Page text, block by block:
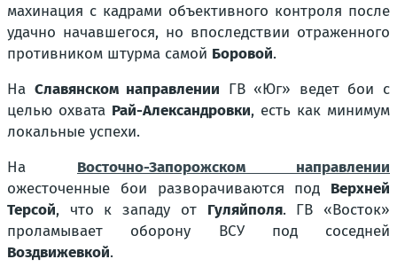
махинация с кадрами объективного контроля после
удачно начавшегося, но впоследствии отраженного
противником штурма самой Боровой.
На Славянском направлении ГВ «Юг» ведет бои с
целью охвата Рай-Александровки, есть как минимум
локальные успехи.
На Восточно-Запорожском направлении
ожесточенные бои разворачиваются под Верхней
Терсой, что к западу от Гуляйполя. ГВ «Восток»
проламывает оборону ВСУ под соседней
Воздвижевкой.